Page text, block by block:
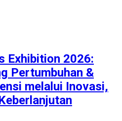
Exhibition 2026:
Pertumbuhan &
melalui Inovasi,